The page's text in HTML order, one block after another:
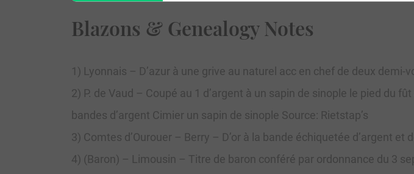
Blazons & Genealogy Notes
1) Lyonnais – D’azur à une grive au naturel acc en chef de deux demi-
2) P. de Vaud – Coupé au 1 d’argent à un sapin de sinople le pied du
bandes d’argent Cimier un sapin de sinople Source: Rietstap’s
3) Comtes d’Ourouer – Berry – D’or à la bande échiquetée d’argent et
4) (Baron) – Limousin – Titre de baron conféré par ordonnance du 3